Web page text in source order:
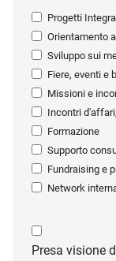
Progetti
Orientamento
Sviluppo sui
Fiere, eventi e
Missioni e
Incontri
Formazione
Supporto
Fundraising e
Network
Presa visione